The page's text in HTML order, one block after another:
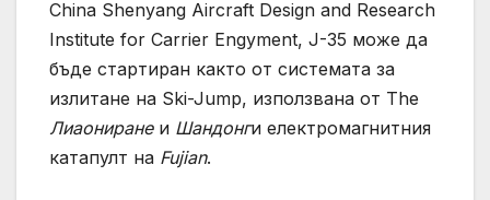
China Shenyang Aircraft Design and Research
Institute for Carrier Engyment, J-35 може да
бъде стартиран както от системата за
излитане на Ski-Jump, използвана от The
Лиаониране и Шандонги електромагнитния
катапулт на Fujian.